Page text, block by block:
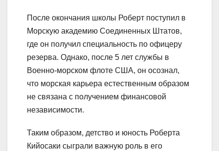
После окончания школы Роберт поступил в
Морскую академию Соединенных Штатов,
где он получил специальность по офицеру
резерва. Однако, после 5 лет службы в
Военно-морском флоте США, он осознал,
что морская карьера естественным образом
не связана с получением финансовой
независимости.
Таким образом, детство и юность Роберта
Кийосаки сыграли важную роль в его